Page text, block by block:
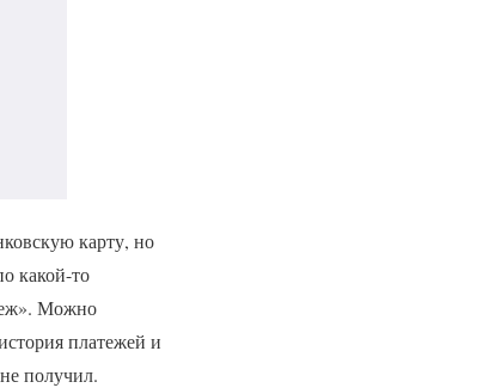
карту, но
какой-то
Можно
платежей и
получил.